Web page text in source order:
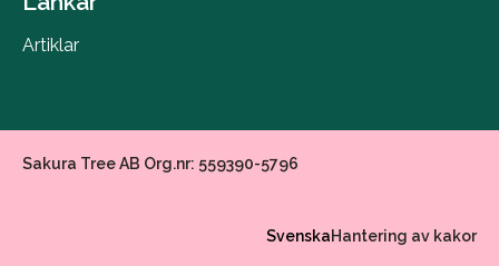
Artiklar
Sakura Tree AB Org.nr: 559390-5796
SvenskaHantering av kakor